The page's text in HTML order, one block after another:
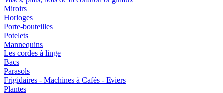
Miroirs
Horloges
Porte-bouteilles
Potelets
Mannequins
Les cordes à linge
Bacs
Parasols
Frigidaires - Machines à Cafés - Eviers
Plantes